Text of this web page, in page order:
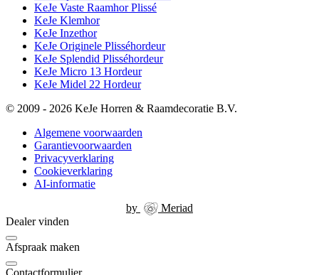
KeJe Vaste Raamhor Plissé
KeJe Klemhor
KeJe Inzethor
KeJe Originele Plisséhordeur
KeJe Splendid Plisséhordeur
KeJe Micro 13 Hordeur
KeJe Midel 22 Hordeur
© 2009 - 2026 KeJe Horren & Raamdecoratie B.V.
Algemene voorwaarden
Garantievoorwaarden
Privacyverklaring
Cookieverklaring
AI-informatie
by
Meriad
Dealer vinden
Afspraak maken